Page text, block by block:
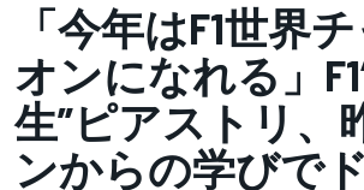
「今年はF1世界
オンになれる」
生”ピアストリ、
ンからの学びで